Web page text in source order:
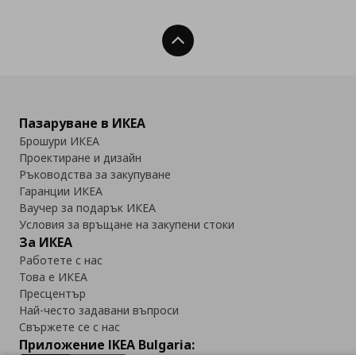
Нагоре
Пазаруване в ИКЕА
Брошури ИКЕА
Проектиране и дизайн
Ръководства за закупуване
Гаранции ИКЕА
Ваучер за подарък ИКЕА
Условия за връщане на закупени стоки
За ИКЕА
Работете с нас
Това е ИКЕА
Пресцентър
Най-често задавани въпроси
Свържете се с нас
Приложение IKEA Bulgaria: